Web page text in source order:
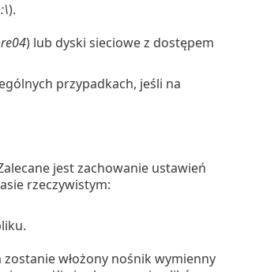
).
) lub dyski sieciowe z dostępem
przypadkach, jeśli na
jest zachowanie ustawień
rzeczywistym:
włożony nośnik wymienny